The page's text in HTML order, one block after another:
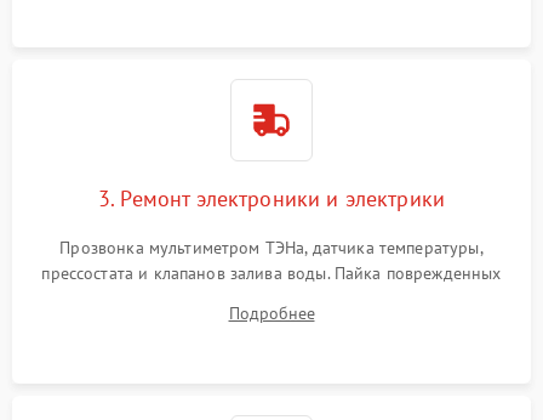
3. Ремонт электроники и электрики
Прозвонка мультиметром ТЭНа, датчика температуры,
прессостата и клапанов залива воды. Пайка поврежденных
Восстановление целостности проводки и контактов.
Подробнее